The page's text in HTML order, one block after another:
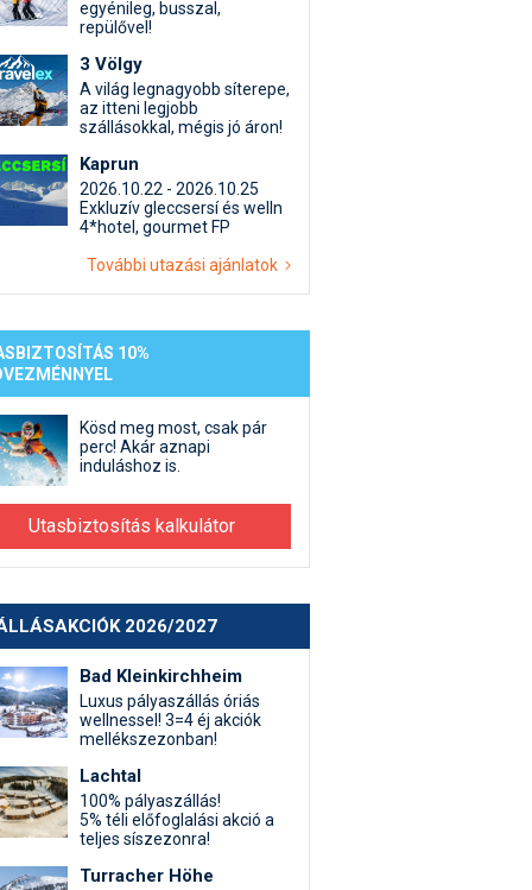
Termékkereső
egyéb síeléshez kapcsolódó téma
kapcsolatos kérdések és válaszok
beszélgetések
egyénileg, busszal,
repülővel!
3 Völgy
A világ legnagyobb síterepe,
az itteni legjobb
szállásokkal, mégis jó áron!
Kaprun
2026.10.22 - 2026.10.25
Exkluzív gleccsersí és welln
4*hotel, gourmet FP
További utazási ajánlatok
10%
Kösd meg most, csak pár
perc! Akár aznapi
induláshoz is.
Utasbiztosítás kalkulátor
2026/2027
Bad Kleinkirchheim
Luxus pályaszállás óriás
wellnessel! 3=4 éj akciók
mellékszezonban!
Lachtal
100% pályaszállás!
5% téli előfoglalási akció a
teljes síszezonra!
Turracher Höhe